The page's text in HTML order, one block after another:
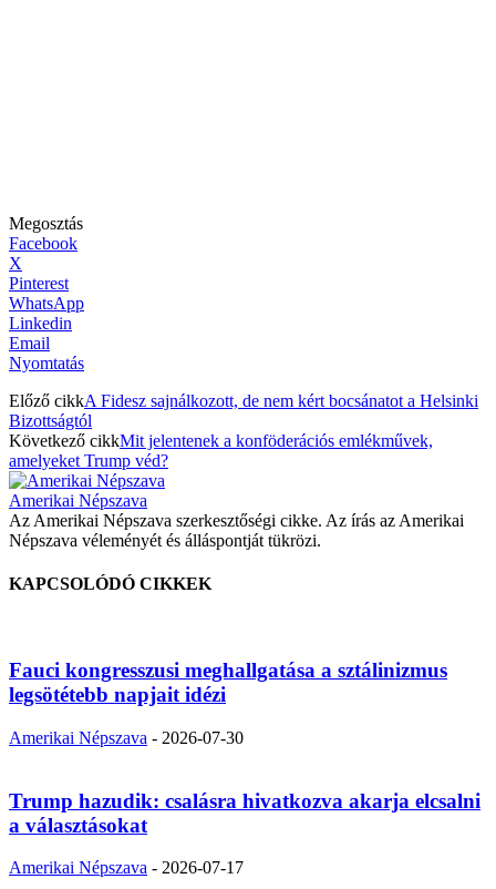
Megosztás
Facebook
X
Pinterest
WhatsApp
Linkedin
Email
Nyomtatás
Előző cikkA Fidesz sajnálkozott, de nem kért bocsánatot a Helsinki
Bizottságtól
Következő cikkMit jelentenek a konföderációs emlékművek,
amelyeket Trump véd?
Amerikai Népszava
Az Amerikai Népszava szerkesztőségi cikke. Az írás az Amerikai
Népszava véleményét és álláspontját tükrözi.
KAPCSOLÓDÓ CIKKEK
Fauci kongresszusi meghallgatása a sztálinizmus
legsötétebb napjait idézi
Amerikai Népszava - 2026-07-30
Trump hazudik: csalásra hivatkozva akarja elcsalni
a választásokat
Amerikai Népszava - 2026-07-17